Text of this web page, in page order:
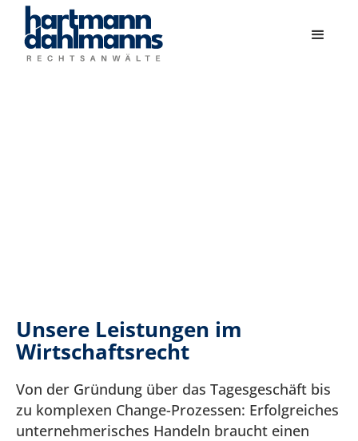
Unsere Leistungen im
Wirtschaftsrecht
Von der Gründung über das Tagesgeschäft bis
zu komplexen Change-Prozessen: Erfolgreiches
unternehmerisches Handeln braucht einen